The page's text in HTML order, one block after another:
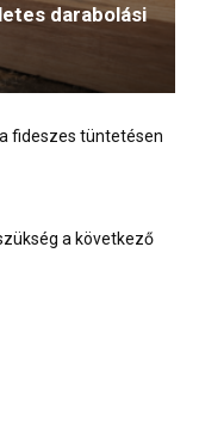
darabolási
fideszes tüntetésen
a következő